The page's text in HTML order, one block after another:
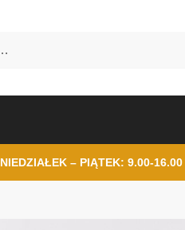
– PIĄTEK: 9.00-16.00